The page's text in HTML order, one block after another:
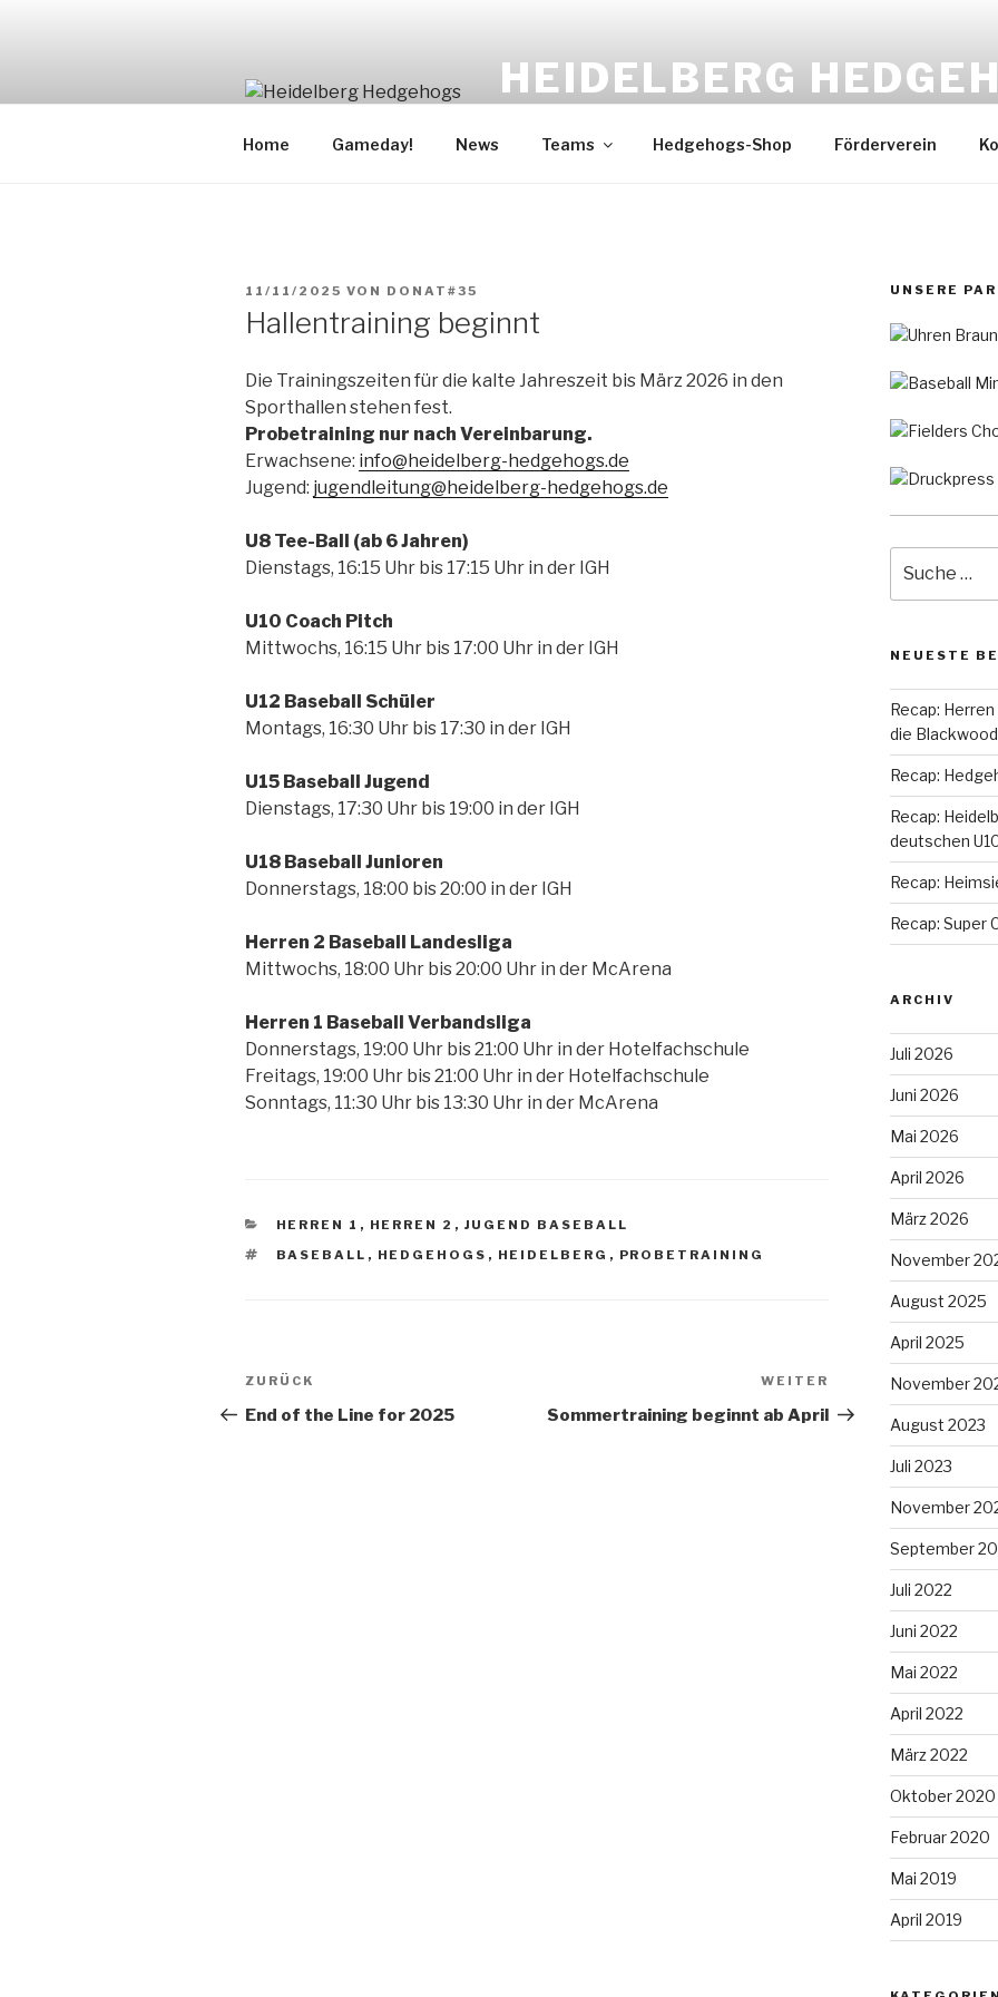
HEIDELBERG
Home Gameday! News Teams Hedgehogs-Shop Förderverein
VERÖFFENTLICHT
11/11/2025 VON DONAT#35
Hallentraining beginnt
Die Trainingszeiten für die kalte Jahreszeit bis März 2026 in den
Sporthallen stehen fest.
Probetraining nur nach Vereinbarung.
Erwachsene: info@heidelberg-hedgehogs.de
Jugend: jugendleitung@heidelberg-hedgehogs.de
U8 Tee-Ball (ab 6 Jahren)
Dienstags, 16:15 Uhr bis 17:15 Uhr in der IGH
U10 Coach Pitch
Mittwochs, 16:15 Uhr bis 17:00 Uhr in der IGH
U12 Baseball Schüler
Montags, 16:30 Uhr bis 17:30 in der IGH
U15 Baseball Jugend
Dienstags, 17:30 Uhr bis 19:00 in der IGH
U18 Baseball Junioren
Donnerstags, 18:00 bis 20:00 in der IGH
Herren 2 Baseball Landesliga
Mittwochs, 18:00 Uhr bis 20:00 Uhr in der McArena
Herren 1 Baseball Verbandsliga
Donnerstags, 19:00 Uhr bis 21:00 Uhr in der Hotelfachschule
Freitags, 19:00 Uhr bis 21:00 Uhr in der Hotelfachschule
Sonntags, 11:30 Uhr bis 13:30 Uhr in der McArena
KATEGORIEN
HERREN 1 , HERREN 2 , JUGEND BASEBALL
SCHLAGWÖRTER
BASEBALL , HEDGEHOGS , HEIDELBERG , PROBETRAINING
Beitragsnavigation
Vorheriger
Beitrag
ZURÜCK
End of the Line for 2025
Nächster
Beitrag
WEITER
Sommertraining beginnt ab April
UNSERE
nach:
NEUESTE
Recap:
die
Recap:
Recap:
deutschen
Recap:
Recap: Super
ARCHIV
Juli 2026
Juni 2026
Mai 2026
April 2026
März 2026
November
August 2025
April 2025
November
August 2023
Juli 2023
November
September
Juli 2022
Juni 2022
Mai 2022
April 2022
März 2022
Oktober 2020
Februar 2020
Mai 2019
April 2019